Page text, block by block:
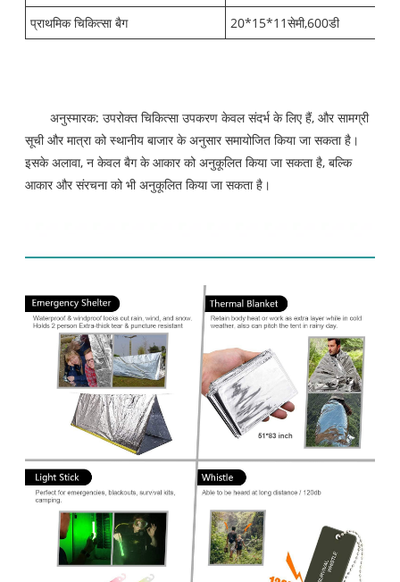
प्राथमिक चिकित्सा बैग
20*15*11सेमी,600डी
अनुस्मारक: उपरोक्त चिकित्सा उपकरण केवल संदर्भ के लिए हैं, और सामग्री
सूची और मात्रा को स्थानीय बाजार के अनुसार समायोजित किया जा सकता है।
इसके अलावा, न केवल बैग के आकार को अनुकूलित किया जा सकता है, बल्कि
आकार और संरचना को भी अनुकूलित किया जा सकता है।